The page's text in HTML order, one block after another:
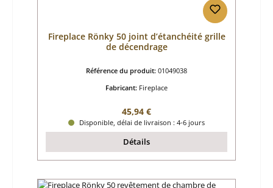
Fireplace Rönky 50 joint d’étanchéité grille
de décendrage
Référence du produit: 01049038
Fabricant: Fireplace
Prix régulier :
45,94 €
Disponible, délai de livraison : 4-6 jours
Détails